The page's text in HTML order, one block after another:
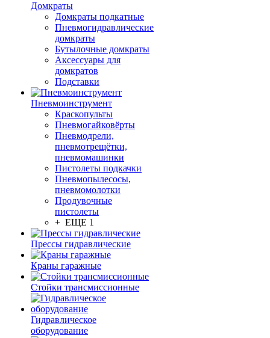
Домкраты
Домкраты подкатные
Пневмогидравлические
домкраты
Бутылочные домкраты
Аксессуары для
домкратов
Подставки
Пневмоинструмент
Краскопульты
Пневмогайковёрты
Пневмодрели,
пневмотрещётки,
пневмомашинки
Пистолеты подкачки
Пневмопылесосы,
пневмомолотки
Продувочные
пистолеты
+ ЕЩЕ 1
Прессы гидравлические
Краны гаражные
Стойки трансмиссионные
Гидравлическое
оборудование